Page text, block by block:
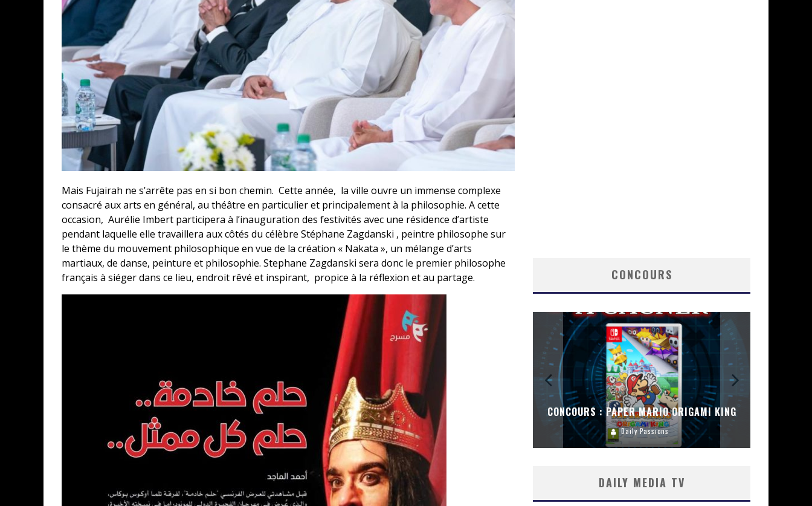
Mais Fujairah ne s’arrête pas en si bon chemin. Cette année, la ville ouvre un immense complexe
consacré aux arts en général, au théâtre en particulier et principalement à la philosophie. A cette
occasion, Aurélie Imbert participera à l’inauguration des festivités avec une résidence d’artiste
pendant laquelle elle travaillera aux côtés du célèbre Stéphane Zagdanski , peintre philosophe sur
le thème du mouvement philosophique en vue de la création « Nakata », un mélange d’arts
martiaux, de danse, peinture et philosophie. Stephane Zagdanski sera donc le premier philosophe
français à siéger dans ce lieu, endroit rêvé et inspirant, propice à la réflexion et au partage.
CONCOURS
CONCOURS : CALENDRIER DE L’AVENT – UNE
COPIE DU JEU « GRID, ULTIMATE EDITION »
SUR XBOX ONE OU PS4
Daily Passions
CONCOURS : PAPER MARIO ORIGAMI KING
Daily Passions
DAILY MEDIA TV